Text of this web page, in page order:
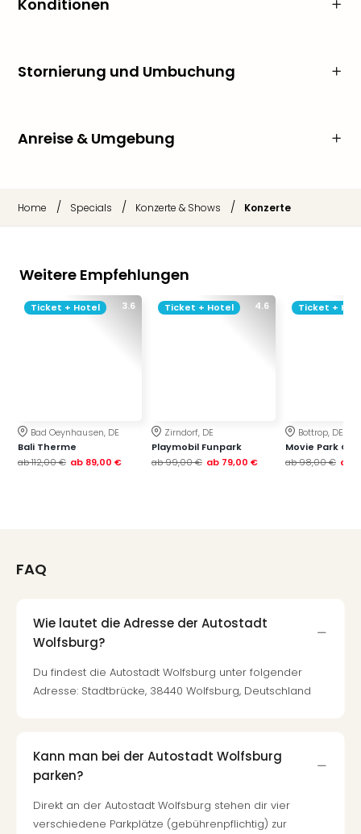
Konditionen
Stornierung und Umbuchung
Anreise & Umgebung
Home / Specials / Konzerte & Shows / Konzerte
Weitere Empfehlungen
3.6
Ticket + Hotel
Bad Oeynhausen, DE
Bali Therme
ab112,00 € ab 89,00 €
4.6
Ticket + Hotel
Zirndorf, DE
Playmobil Funpark
ab99,00 € ab 79,00 €
Ticket +
Bottrop, DE
Movie Park
ab98,00 € ab
FAQ
Wie lautet die Adresse der Autostadt
Wolfsburg?
Du findest die Autostadt Wolfsburg unter folgender
Adresse: Stadtbrücke, 38440 Wolfsburg, Deutschland
Kann man bei der Autostadt Wolfsburg
parken?
Direkt an der Autostadt Wolfsburg stehen dir vier
verschiedene Parkplätze (gebührenpflichtig) zur